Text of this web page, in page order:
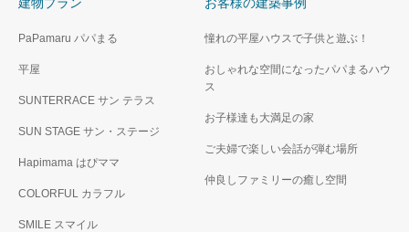
PaPamaru パパまる
平屋
SUNTERRACE サン テラス
SUN STAGE サン・ステージ
Hapimama はぴママ
COLORFUL カラフル
SMILE スマイル
憧れの平屋ハウスで子供と遊ぶ！
おしゃれな空間になったパパまるハウ
ス
お子様達も大満足の家
ご夫婦で楽しい会話が弾む場所
仲良しファミリーの癒し空間